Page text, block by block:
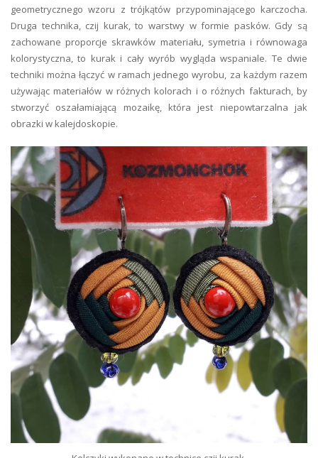
geometrycznego wzoru z trójkątów przypominającego karczocha.
Druga technika, czij kurak, to warstwy w formie pasków. Gdy są
zachowane proporcje skrawków materiału, symetria i równowaga
kolorystyczna, to kurak i cały wyrób wygląda wspaniale. Te dwie
techniki można łączyć w ramach jednego wyrobu, za każdym razem
używając materiałów w różnych kolorach i o różnych fakturach, by
stworzyć oszałamiającą mozaikę, która jest niepowtarzalna jak
obrazki w kalejdoskopie.